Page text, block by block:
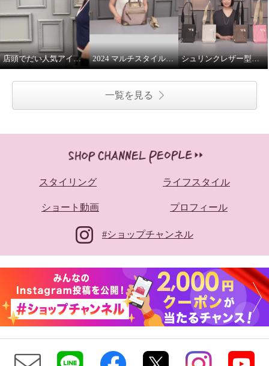
店頭でだい人気アイテムです 2024 マルチスタイルバッグ 解説 シュリンクレザー型押し マルチポーチ
一覧を見る
スタイリング ライフスタイル
ショート動画 プロフィール
#ショップチャンネル